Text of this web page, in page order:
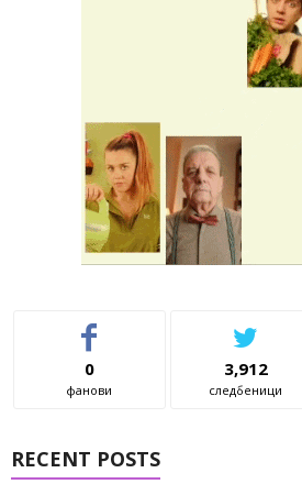
0
фанови
3,912
следбеници
RECENT POSTS